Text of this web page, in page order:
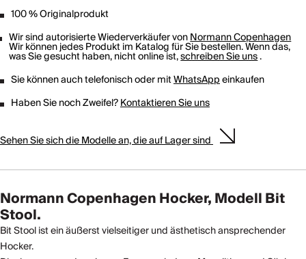
100 % Originalprodukt
Wir sind autorisierte Wiederverkäufer vonNormann Copenhagen
Wir können jedes Produkt im Katalog für Sie bestellen. Wenn das,
was Sie gesucht haben, nicht online ist,schreiben Sie uns.
Sie können auch telefonisch oder mitWhatsAppeinkaufen
Haben Sie noch Zweifel?Kontaktieren Sie uns
Sehen Sie sich die Modelle an, die auf Lager sind
Normann Copenhagen Hocker, Modell Bit
Stool.
Bit Stool ist ein äußerst vielseitiger und ästhetisch ansprechender
Hocker.